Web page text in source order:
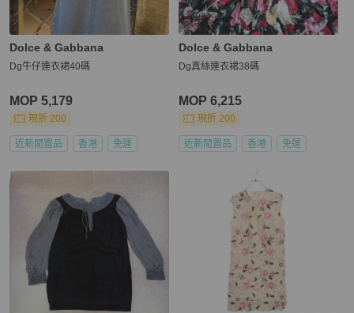
Dolce & Gabbana
Dg牛仔連衣裙40碼
MOP 5,179
現折 200
近新閒置品 香港 免運
Dolce & Gabbana
Dg真絲連衣裙38碼
MOP 6,215
現折 200
近新閒置品 香港 免運